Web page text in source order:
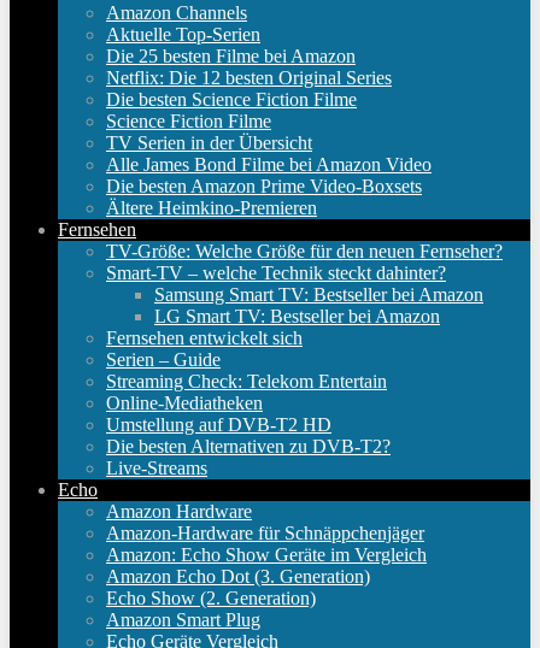
Amazon Channels
Aktuelle Top-Serien
Die 25 besten Filme bei Amazon
Netflix: Die 12 besten Original Series
Die besten Science Fiction Filme
Science Fiction Filme
TV Serien in der Übersicht
Alle James Bond Filme bei Amazon Video
Die besten Amazon Prime Video-Boxsets
Ältere Heimkino-Premieren
Fernsehen
TV-Größe: Welche Größe für den neuen Fernseher?
Smart-TV – welche Technik steckt dahinter?
Samsung Smart TV: Bestseller bei Amazon
LG Smart TV: Bestseller bei Amazon
Fernsehen entwickelt sich
Serien – Guide
Streaming Check: Telekom Entertain
Online-Mediatheken
Umstellung auf DVB-T2 HD
Die besten Alternativen zu DVB-T2?
Live-Streams
Echo
Amazon Hardware
Amazon-Hardware für Schnäppchenjäger
Amazon: Echo Show Geräte im Vergleich
Amazon Echo Dot (3. Generation)
Echo Show (2. Generation)
Amazon Smart Plug
Echo Geräte Vergleich